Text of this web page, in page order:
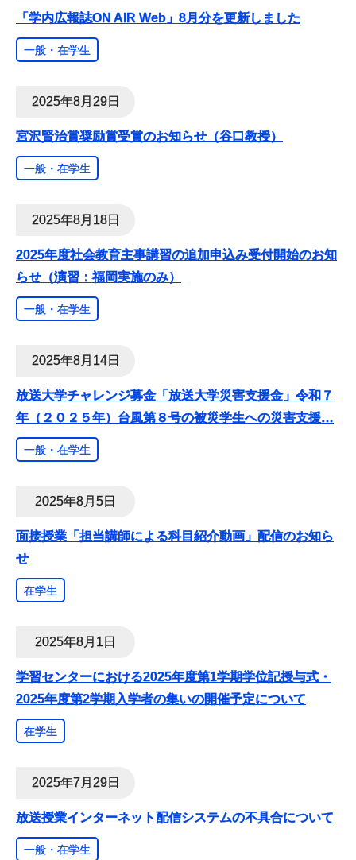
「学内広報誌ON AIR Web」8月分を更新しました
一般・在学生
2025年8月29日
宮沢賢治賞奨励賞受賞のお知らせ（谷口教授）
一般・在学生
2025年8月18日
2025年度社会教育主事講習の追加申込み受付開始のお知
らせ（演習：福岡実施のみ）
一般・在学生
2025年8月14日
放送大学チャレンジ募金「放送大学災害支援金」令和７
年（２０２５年）台風第８号の被災学生への災害支援…
一般・在学生
2025年8月5日
面接授業「担当講師による科目紹介動画」配信のお知ら
せ
在学生
2025年8月1日
学習センターにおける2025年度第1学期学位記授与式・
2025年度第2学期入学者の集いの開催予定について
在学生
2025年7月29日
放送授業インターネット配信システムの不具合について
一般・在学生